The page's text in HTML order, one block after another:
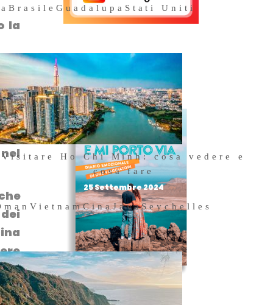
BrasileGuadalupa Stati Uniti
Visitare Ho Chi Minh: cosa vedere e
cosa fare
25 Settembre 2024
VietnamCinaJavaSeychelles
la
Acquista il
nostro libro